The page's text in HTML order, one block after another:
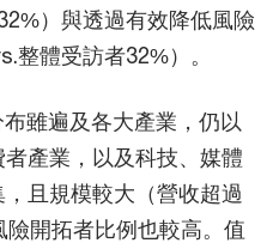
）與透過有效降低風險
整體受訪者32%）。
雖遍及各大產業，仍以
產業，以及科技、媒體
且規模較大（營收超過
開拓者比例也較高。值